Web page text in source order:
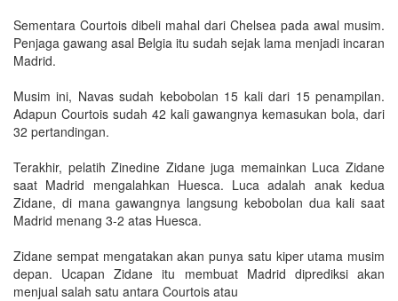
Sementara Courtois dibeli mahal dari Chelsea pada awal musim.
Penjaga gawang asal Belgia itu sudah sejak lama menjadi incaran
Madrid.
Musim ini, Navas sudah kebobolan 15 kali dari 15 penampilan.
Adapun Courtois sudah 42 kali gawangnya kemasukan bola, dari
32 pertandingan.
Terakhir, pelatih Zinedine Zidane juga memainkan Luca Zidane
saat Madrid mengalahkan Huesca. Luca adalah anak kedua
Zidane, di mana gawangnya langsung kebobolan dua kali saat
Madrid menang 3-2 atas Huesca.
Zidane sempat mengatakan akan punya satu kiper utama musim
depan. Ucapan Zidane itu membuat Madrid diprediksi akan
menjual salah satu antara Courtois atau